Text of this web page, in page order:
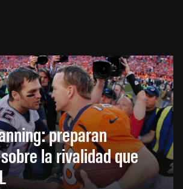
preparan
la rivalidad que